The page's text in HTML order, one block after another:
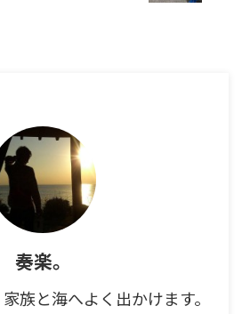
奏楽。
族と海へよく出かけます。